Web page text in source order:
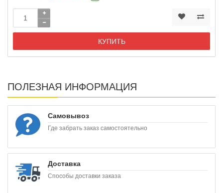
КУПИТЬ
ПОЛЕЗНАЯ ИНФОРМАЦИЯ
Самовывоз
Где забрать заказ самостоятельно
Доставка
Способы доставки заказа